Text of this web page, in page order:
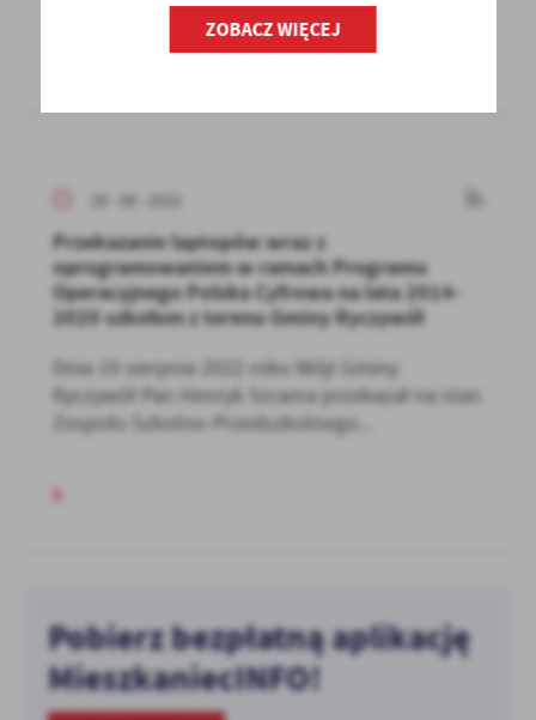
26 - 08 - 2022
Przekazanie laptopów wraz z
oprogramowaniem w ramach Programu
Operacyjnego Polska Cyfrowa na lata 2014-
2020 szkołom z terenu Gminy Ryczywół
Dnia 19 sierpnia 2022 roku Wójt Gminy
Ryczywół Pan Henryk Szrama przekazał na stan
Zespołu Szkolno-Przedszkolnego...
Pobierz bezpłatną aplikację
MieszkaniecINFO!
ZOBACZ WIĘCEJ